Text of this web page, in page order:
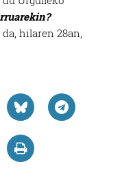
hilaren 28an,